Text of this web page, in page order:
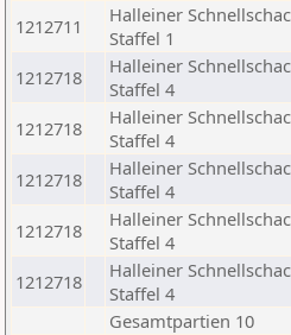
1212711
Halleiner
Staffel 1
1212718
Halleiner
Staffel 4
1212718
Halleiner
Staffel 4
1212718
Halleiner
Staffel 4
1212718
Halleiner
Staffel 4
1212718
Halleiner
Staffel 4
Gesamtpartien 10